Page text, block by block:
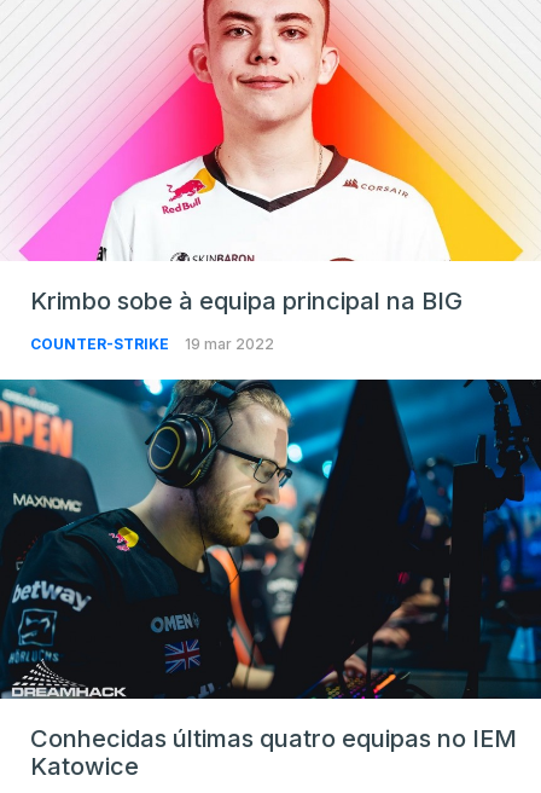
Krimbo sobe à equipa principal na BIG
COUNTER-STRIKE 19 mar 2022
Conhecidas últimas quatro equipas no IEM
Katowice